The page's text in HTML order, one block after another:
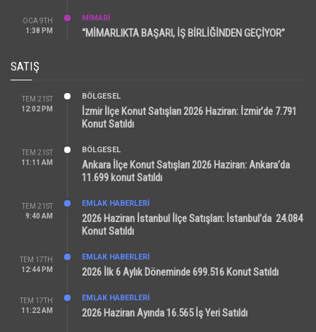
OCA 9TH
1:38 PM
MİMARİ
“MİMARLIKTA BAŞARI, İŞ BİRLİĞİNDEN GEÇİYOR”
SATIŞ
TEM 21ST
12:02 PM
BÖLGESEL
İzmir İlçe Konut Satışları 2026 Haziran: İzmir’de 7.791
Konut Satıldı
TEM 21ST
11:11 AM
BÖLGESEL
Ankara İlçe Konut Satışları 2026 Haziran: Ankara’da
11.699 konut Satıldı
TEM 21ST
9:40 AM
EMLAK HABERLERI
2026 Haziran İstanbul İlçe Satışları: İstanbul’da 24.084
Konut Satıldı
TEM 17TH
12:44 PM
EMLAK HABERLERI
2026 İlk 6 Aylık Döneminde 699.516 Konut Satıldı
TEM 17TH
11:22 AM
EMLAK HABERLERI
2026 Haziran Ayında 16.565 İş Yeri Satıldı